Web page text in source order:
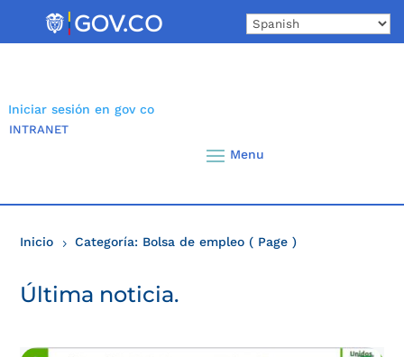
Iniciar sesión en gov co
INTRANET
Inicio 5 Categoría: Bolsa de empleo ( Page )
Última noticia.